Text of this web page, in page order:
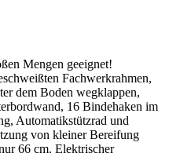
Mengen geeignet!
Fachwerkrahmen,
dem Boden wegklappen,
16 Bindehaken im
Automatikstützrad und
von kleiner Bereifung
66 cm. Elektrischer